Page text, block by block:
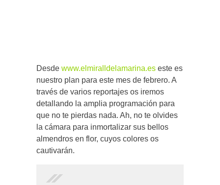
Desde www.elmiralldelamarina.es este es
nuestro plan para este mes de febrero. A
través de varios reportajes os iremos
detallando la amplia programación para
que no te pierdas nada. Ah, no te olvides
la cámara para inmortalizar sus bellos
almendros en flor, cuyos colores os
cautivarán.